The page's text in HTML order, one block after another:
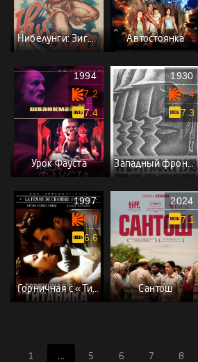
Нибелунги: Зигфрид Автостоянка
Урок Фауста
1994
7.2
7.4
Западный фронт, 1918 год
1930
7.4
7.3
Горничная с «Титаника»
1997
6.9
6.6
Сантош
2024
7.1
1 ... 5 6 7 8